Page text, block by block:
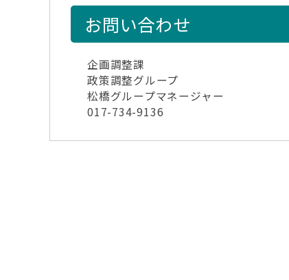
お問い合わせ
企画調整課
政策調整グループ
松橋グループマネージャー
017-734-9136